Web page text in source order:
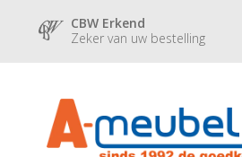
CBW Erkend
Zeker van uw bestelling